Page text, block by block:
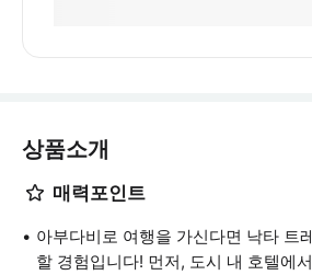
상품소개
매력포인트
아부다비로 여행을 가신다면 낙타 트
할 경험입니다! 먼저, 도시 내 호텔에